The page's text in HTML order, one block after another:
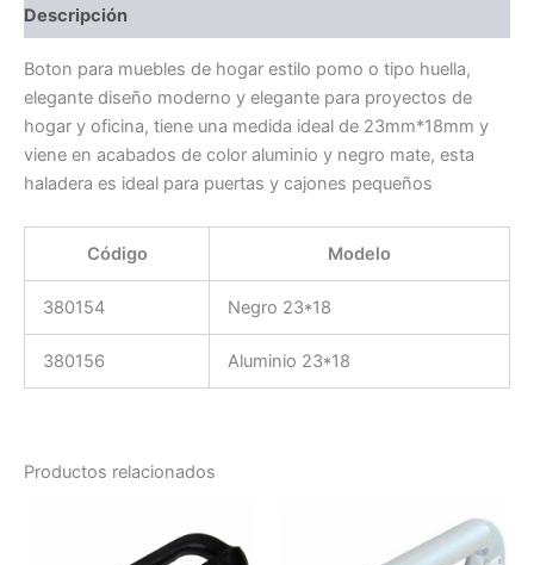
Descripción
Boton para muebles de hogar estilo pomo o tipo huella,
elegante diseño moderno y elegante para proyectos de
hogar y oficina, tiene una medida ideal de 23mm*18mm y
viene en acabados de color aluminio y negro mate, esta
haladera es ideal para puertas y cajones pequeños
Código Modelo
380154 Negro 23*18
380156 Aluminio 23*18
Productos relacionados